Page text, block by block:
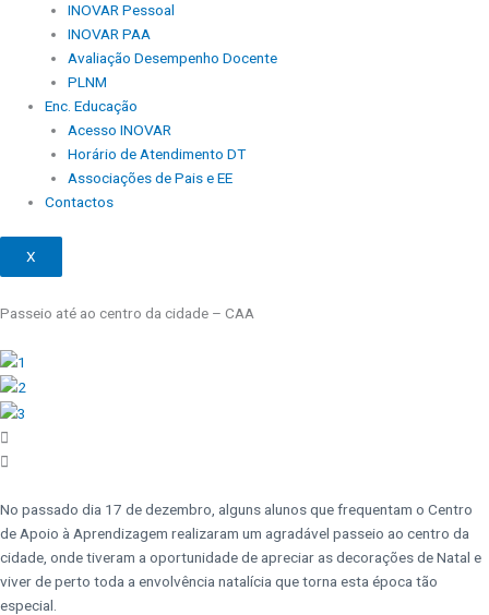
INOVAR Pessoal
INOVAR PAA
Avaliação Desempenho Docente
PLNM
Enc. Educação
Acesso INOVAR
Horário de Atendimento DT
Associações de Pais e EE
Contactos
X
Passeio até ao centro da cidade – CAA
No passado dia 17 de dezembro, alguns alunos que frequentam o Centro
de Apoio à Aprendizagem realizaram um agradável passeio ao centro da
cidade, onde tiveram a oportunidade de apreciar as decorações de Natal e
viver de perto toda a envolvência natalícia que torna esta época tão
especial.